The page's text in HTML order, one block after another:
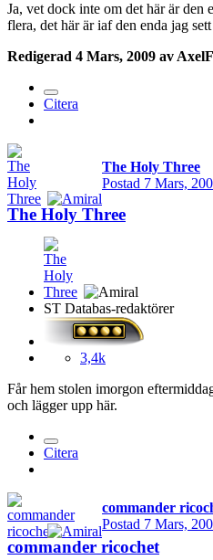
Ja, vet dock inte om det här är den
flera, det här är iaf den enda jag
Redigerad 4 Mars, 2009 av
Citera
The Holy Three
Postad 7 Mars,
The Holy Three
ST Databas-redaktörer
3,4k
Får hem stolen imorgon
och lägger upp här.
Citera
commander
Postad 7 Mars,
commander ricochet